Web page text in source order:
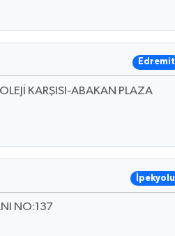
Edremit
KARŞISI-ABAKAN PLAZA
İpekyolu
NO:137